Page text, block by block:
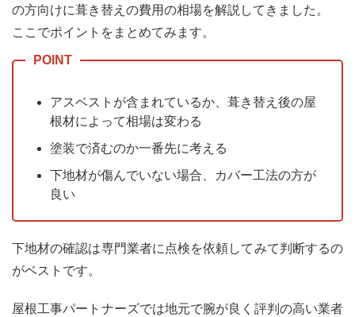
の方向けに葺き替えの費用の相場を解説してきました。
ここでポイントをまとめてみます。
アスベストが含まれているか、葺き替え後の屋
根材によって相場は変わる
塗装で済むのか一番先に考える
下地材が傷んでいない場合、カバー工法の方が
良い
下地材の確認は専門業者に点検を依頼してみて判断するの
がベストです。
屋根工事パートナーズでは地元で腕が良く評判の高い業者